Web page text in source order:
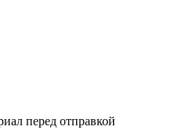
перед отправкой